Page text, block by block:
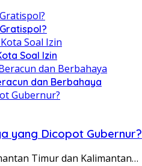
Soal Izin
dan Berbahaya
yang Dicopot Gubernur?
Timur dan Kalimantan…